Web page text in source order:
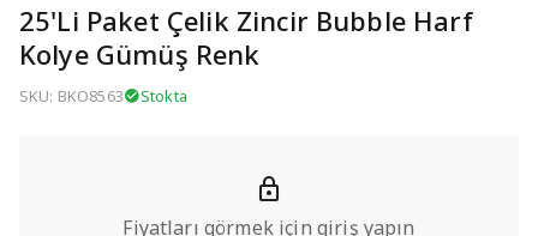
25'Li Paket Çelik Zincir Bubble Harf
Kolye Gümüş Renk
SKU: BKO8563 Stokta
Fiyatları görmek için giriş yapın